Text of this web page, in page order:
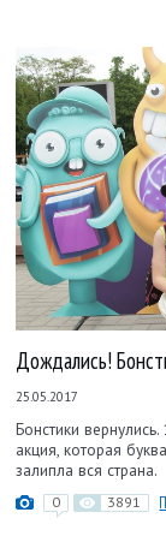
Дождались!
25.05.2017
Бонстики
акция, которая
залипла вся страна.
0 3891